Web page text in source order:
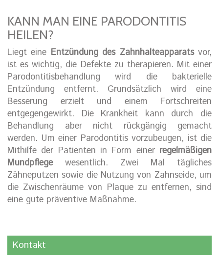
KANN MAN EINE PARODONTITIS
HEILEN?
Liegt eine Entzündung des Zahnhalteapparatsvor,
ist es wichtig, die Defekte zu therapieren. Mit einer
Parodontitisbehandlung wird die bakterielle
Entzündung entfernt. Grundsätzlich wird eine
Besserung erzielt und einem Fortschreiten
entgegengewirkt. Die Krankheit kann durch die
Behandlung aber nicht rückgängig gemacht
werden. Um einer Parodontitis vorzubeugen, ist die
Mithilfe der Patienten in Form einer regelmäßigen
Mundpflegewesentlich. Zwei Mal tägliches
Zähneputzen sowie die Nutzung von Zahnseide, um
die Zwischenräume von Plaque zu entfernen, sind
eine gute präventive Maßnahme.
Kontakt